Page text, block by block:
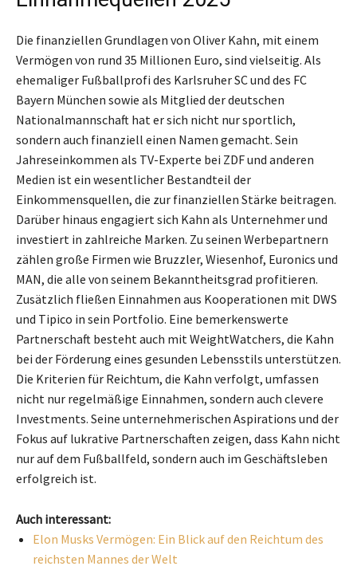
Die finanziellen Grundlagen von Oliver Kahn, mit einem
Vermögen von rund 35 Millionen Euro, sind vielseitig. Als
ehemaliger Fußballprofi des Karlsruher SC und des FC
Bayern München sowie als Mitglied der deutschen
Nationalmannschaft hat er sich nicht nur sportlich,
sondern auch finanziell einen Namen gemacht. Sein
Jahreseinkommen als TV-Experte bei ZDF und anderen
Medien ist ein wesentlicher Bestandteil der
Einkommensquellen, die zur finanziellen Stärke beitragen.
Darüber hinaus engagiert sich Kahn als Unternehmer und
investiert in zahlreiche Marken. Zu seinen Werbepartnern
zählen große Firmen wie Bruzzler, Wiesenhof, Euronics und
MAN, die alle von seinem Bekanntheitsgrad profitieren.
Zusätzlich fließen Einnahmen aus Kooperationen mit DWS
und Tipico in sein Portfolio. Eine bemerkenswerte
Partnerschaft besteht auch mit WeightWatchers, die Kahn
bei der Förderung eines gesunden Lebensstils unterstützen.
Die Kriterien für Reichtum, die Kahn verfolgt, umfassen
nicht nur regelmäßige Einnahmen, sondern auch clevere
Investments. Seine unternehmerischen Aspirations und der
Fokus auf lukrative Partnerschaften zeigen, dass Kahn nicht
nur auf dem Fußballfeld, sondern auch im Geschäftsleben
erfolgreich ist.
Auch interessant:
Elon Musks Vermögen: Ein Blick auf den Reichtum des
reichsten Mannes der Welt